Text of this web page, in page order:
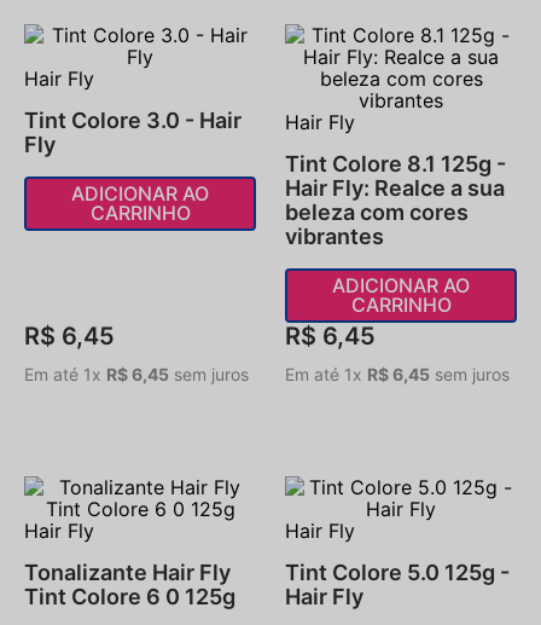
Hair Fly
Tint Colore 3.0 - Hair
Fly
ADICIONAR AO
CARRINHO
R$ 6,45
Em até 1x R$6,45 sem juros
Hair Fly
Tint Colore 8.1 125g -
Hair Fly: Realce a sua
beleza com cores
vibrantes
ADICIONAR AO
CARRINHO
R$ 6,45
Em até 1x R$6,45 sem juros
Hair Fly
Tonalizante Hair Fly
Tint Colore 6 0 125g
Hair Fly
Tint Colore 5.0 125g -
Hair Fly